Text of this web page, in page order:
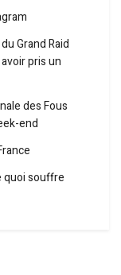
Grand Raid
pris un
des Fous
end
quoi souffre